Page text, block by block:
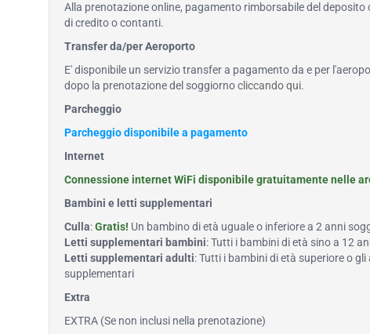
Alla prenotazione online, pagamento rimborsabile del
di credito o contanti.
Transfer da/per Aeroporto
E' disponibile un servizio transfer a pagamento da e per
dopo la prenotazione del soggiornocliccando qui.
Parcheggio
Parcheggio disponibile a pagamento
Internet
Connessione internet WiFi disponibile gratuitamente nelle
Bambini e letti supplementari
Culla:Gratis! Un bambino di età uguale o inferiore a 2 anni
Letti supplementari bambini: Tutti i bambini di età sino a 12
Letti supplementari adulti: Tutti i bambini di età superiore o
supplementari
Extra
EXTRA (Se non inclusi nella prenotazione)